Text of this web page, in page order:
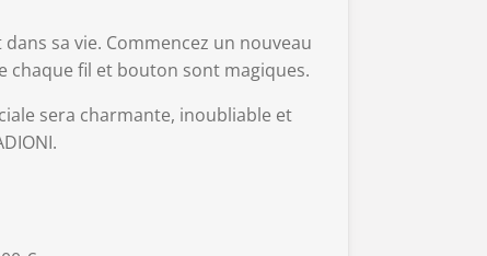
sa vie. Commencez un nouveau
chaque fil et bouton sont magiques.
sera charmante, inoubliable et